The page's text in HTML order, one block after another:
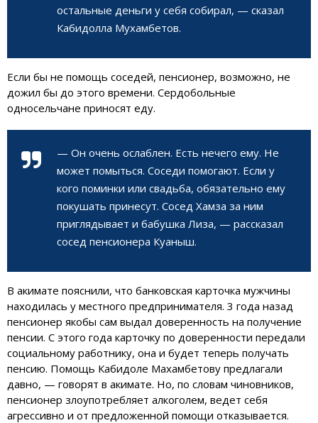
остальные деньги у себя собирал, — сказал
Кабидолла Мухамбетов.
Если бы не помощь соседей, пенсионер, возможно, не
дожил бы до этого времени. Сердобольные
односельчане приносят еду.
— Он очень ослаблен. Есть нечего ему. Не
может помыться. Соседи помогают. Если у
кого поминки или свадьба, обязательно ему
покушать принесут. Сосед Хамза за ним
приглядывает и бабушка Лиза, — рассказал
сосед пенсионера Куаныш.
В акимате пояснили, что банковская карточка мужчины
находилась у местного предпринимателя. 3 года назад
пенсионер якобы сам выдал доверенность на получение
пенсии. С этого года карточку по доверенности передали
социальному работнику, она и будет теперь получать
пенсию. Помощь Кабидоле Махамбетову предлагали
давно, — говорят в акимате. Но, по словам чиновников,
пенсионер злоупотребляет алкоголем, ведет себя
агрессивно и от предложенной помощи отказывается.